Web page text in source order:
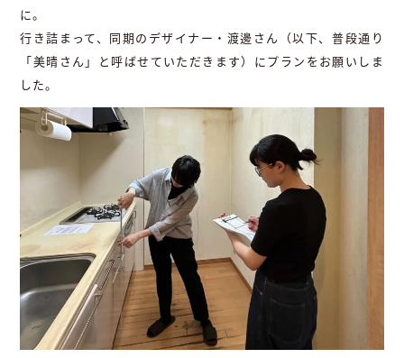
に。
行き詰まって、同期のデザイナー・渡邊さん（以下、普段通り
「美晴さん」と呼ばせていただきます）にプランをお願いしま
した。